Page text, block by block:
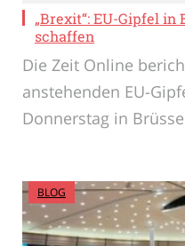
„Brexit“: EU-Gipfel
schaffen
Die Zeit Online
anstehenden EU-
Donnerstag in
BLOG